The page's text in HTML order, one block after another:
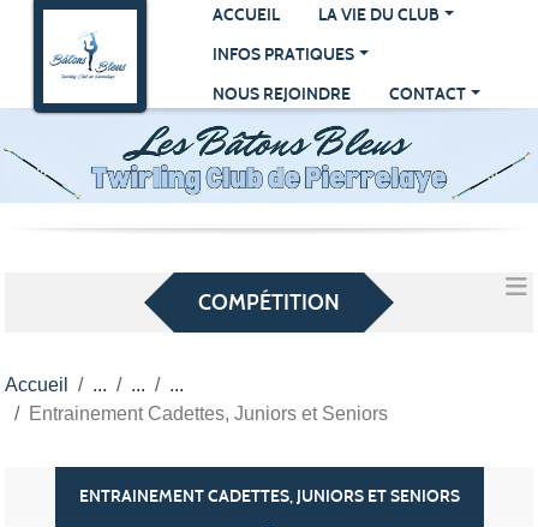
ACCUEIL
LA VIE DU CLUB
INFOS PRATIQUES
NOUS REJOINDRE
CONTACT
COMPÉTITION
Accueil
Entrainement Cadettes, Juniors et Seniors
ENTRAINEMENT CADETTES, JUNIORS ET SENIORS
Panneau de gestion des cookies